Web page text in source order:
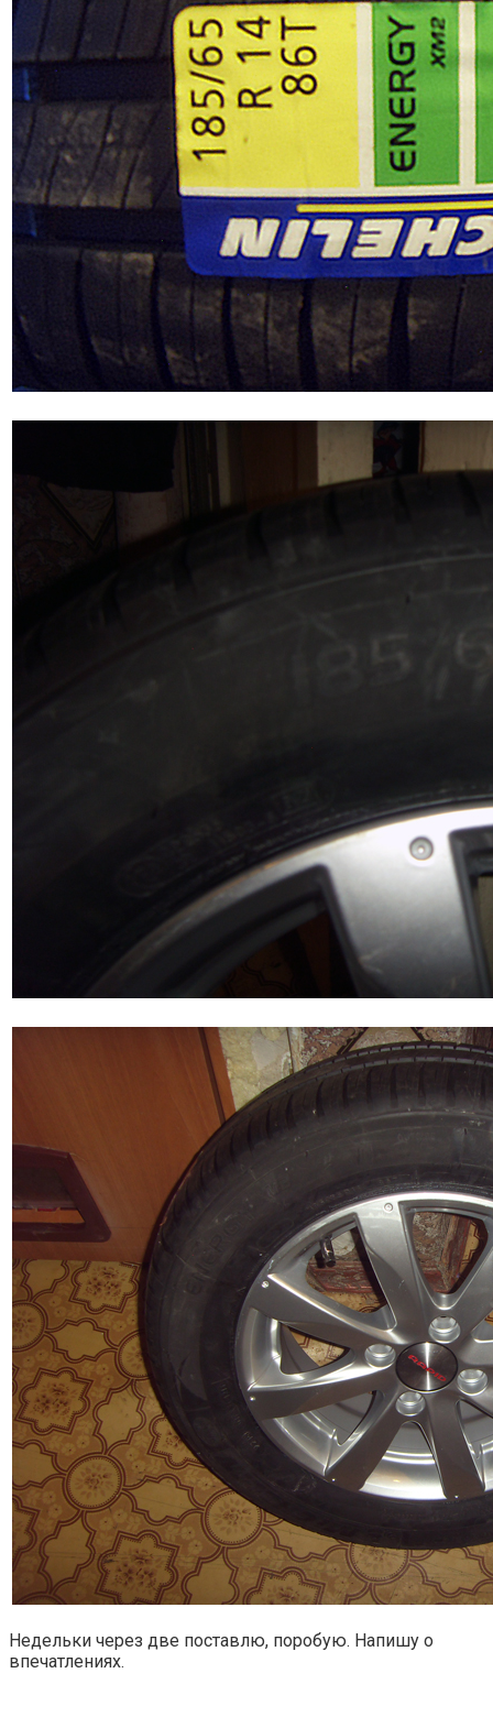
Недельки через две поставлю, поробую. Напишу о
впечатлениях.